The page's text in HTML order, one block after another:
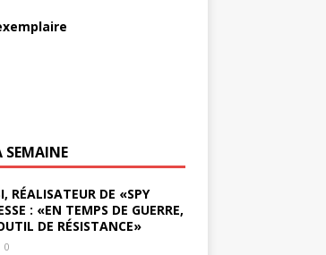
SEMAINE
RÉALISATEUR DE «SPY
: «EN TEMPS DE GUERRE,
DE RÉSISTANCE»
0